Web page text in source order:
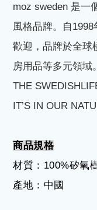
moz sweden 是一
風格品牌。自1998
歡迎，品牌於全球
房用品等多元領域。
THE
IT’S IN OUR
商品規格
材質： 100%矽氧
產地：中國